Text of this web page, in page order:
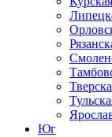
Юг